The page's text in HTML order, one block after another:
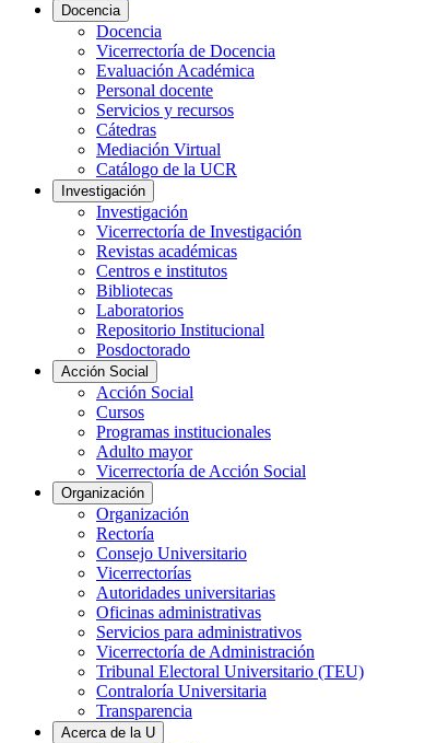
Docencia
Docencia
Vicerrectoría de Docencia
Evaluación Académica
Personal docente
Servicios y recursos
Cátedras
Mediación Virtual
Catálogo de la UCR
Investigación
Investigación
Vicerrectoría de Investigación
Revistas académicas
Centros e institutos
Bibliotecas
Laboratorios
Repositorio Institucional
Posdoctorado
Acción Social
Acción Social
Cursos
Programas institucionales
Adulto mayor
Vicerrectoría de Acción Social
Organización
Organización
Rectoría
Consejo Universitario
Vicerrectorías
Autoridades universitarias
Oficinas administrativas
Servicios para administrativos
Vicerrectoría de Administración
Tribunal Electoral Universitario (TEU)
Contraloría Universitaria
Transparencia
Acerca de la U